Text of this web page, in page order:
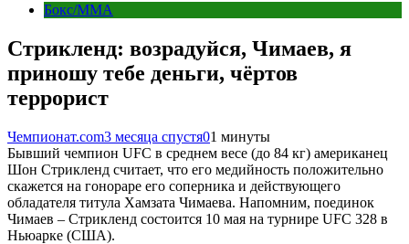
Бокс/MMA
Стрикленд: возрадуйся, Чимаев, я
приношу тебе деньги, чёртов
террорист
Чемпионат.com3 месяца спустя01 минуты
Бывший чемпион UFC в среднем весе (до 84 кг) американец
Шон Стрикленд считает, что его медийность положительно
скажется на гонораре его соперника и действующего
обладателя титула Хамзата Чимаева. Напомним, поединок
Чимаев – Стрикленд состоится 10 мая на турнире UFC 328 в
Ньюарке (США).